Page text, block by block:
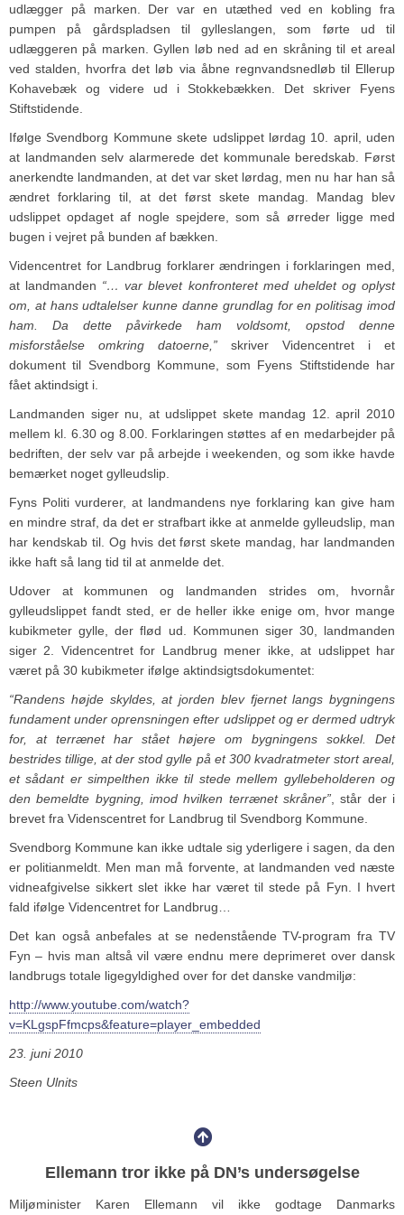
udlægger på marken. Der var en utæthed ved en kobling fra
pumpen på gårdspladsen til gylleslangen, som førte ud til
udlæggeren på marken. Gyllen løb ned ad en skråning til et areal
ved stalden, hvorfra det løb via åbne regnvandsnedløb til Ellerup
Kohavebæk og videre ud i Stokkebækken. Det skriver Fyens
Stiftstidende.
Ifølge Svendborg Kommune skete udslippet lørdag 10. april, uden
at landmanden selv alarmerede det kommunale beredskab. Først
anerkendte landmanden, at det var sket lørdag, men nu har han så
ændret forklaring til, at det først skete mandag. Mandag blev
udslippet opdaget af nogle spejdere, som så ørreder ligge med
bugen i vejret på bunden af bækken.
Videncentret for Landbrug forklarer ændringen i forklaringen med,
at landmanden “… var blevet konfronteret med uheldet og oplyst
om, at hans udtalelser kunne danne grundlag for en politisag imod
ham. Da dette påvirkede ham voldsomt, opstod denne
misforståelse omkring datoerne,” skriver Videncentret i et
dokument til Svendborg Kommune, som Fyens Stiftstidende har
fået aktindsigt i.
Landmanden siger nu, at udslippet skete mandag 12. april 2010
mellem kl. 6.30 og 8.00. Forklaringen støttes af en medarbejder på
bedriften, der selv var på arbejde i weekenden, og som ikke havde
bemærket noget gylleudslip.
Fyns Politi vurderer, at landmandens nye forklaring kan give ham
en mindre straf, da det er strafbart ikke at anmelde gylleudslip, man
har kendskab til. Og hvis det først skete mandag, har landmanden
ikke haft så lang tid til at anmelde det.
Udover at kommunen og landmanden strides om, hvornår
gylleudslippet fandt sted, er de heller ikke enige om, hvor mange
kubikmeter gylle, der flød ud. Kommunen siger 30, landmanden
siger 2. Videncentret for Landbrug mener ikke, at udslippet har
været på 30 kubikmeter ifølge aktindsigtsdokumentet:
“Randens højde skyldes, at jorden blev fjernet langs bygningens
fundament under oprensningen efter udslippet og er dermed udtryk
for, at terrænet har stået højere om bygningens sokkel. Det
bestrides tillige, at der stod gylle på et 300 kvadratmeter stort areal,
et sådant er simpelthen ikke til stede mellem gyllebeholderen og
den bemeldte bygning, imod hvilken terrænet skråner” , står der i
brevet fra Videnscentret for Landbrug til Svendborg Kommune.
Svendborg Kommune kan ikke udtale sig yderligere i sagen, da den
er politianmeldt. Men man må forvente, at landmanden ved næste
vidneafgivelse sikkert slet ikke har været til stede på Fyn. I hvert
fald ifølge Videncentret for Landbrug…
Det kan også anbefales at se nedenstående TV-program fra TV
Fyn – hvis man altså vil være endnu mere deprimeret over dansk
landbrugs totale ligegyldighed over for det danske vandmiljø:
http://www.youtube.com/watch?
v=KLgspFfmcps&feature=player_embedded
23. juni 2010
Steen Ulnits
Ellemann tror ikke på DN’s undersøgelse
Miljøminister Karen Ellemann vil ikke godtage Danmarks